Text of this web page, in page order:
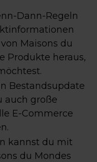
Dann-Regeln
Maisons du
Produkte heraus,
Bestandsupdate
auch große
E-Commerce
kannst du mit
du Mondes